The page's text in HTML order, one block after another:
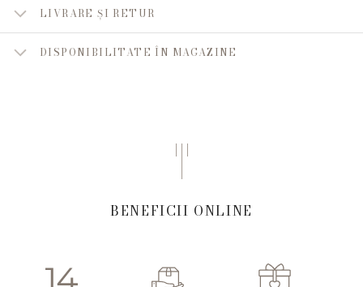
LIVRARE ȘI RETUR
DISPONIBILITATE ÎN MAGAZINE
BENEFICII ONLINE